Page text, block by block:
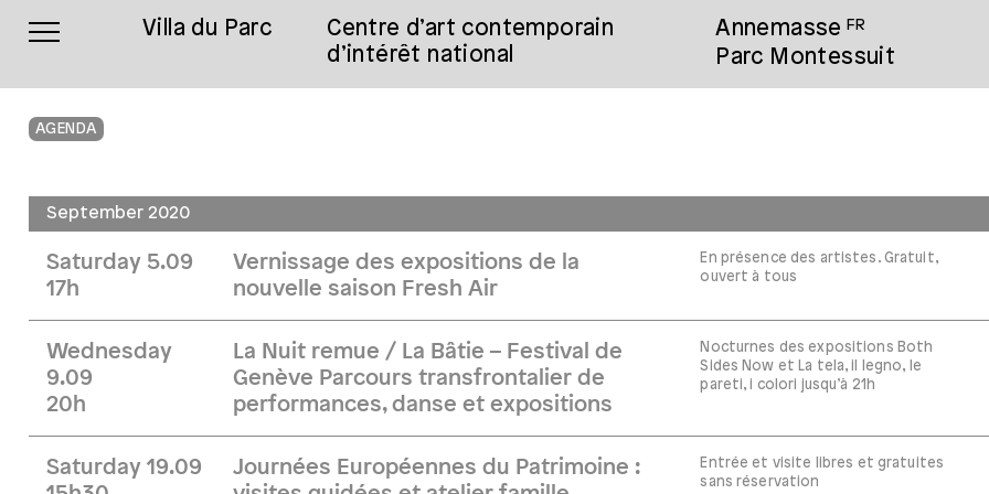
Villa du Parc
Centre d’art contemporain
d’intérêt national
Annemasse FR
Parc Montessuit
AGENDA
September 2020
Saturday 5.09
17h
Vernissage des expositions de la
nouvelle saison Fresh Air
En présence des artistes. Gratuit,
ouvert à tous
Wednesday
9.09
20h
La Nuit remue / La Bâtie – Festival de
Genève Parcours transfrontalier de
performances, danse et expositions
Nocturnes des expositions Both
Sides Now et La tela, il legno, le
pareti, i colori jusqu’à 21h
Saturday 19.09
Journées Européennes du Patrimoine :
Entrée et visite libres et gratuites
sans réservation